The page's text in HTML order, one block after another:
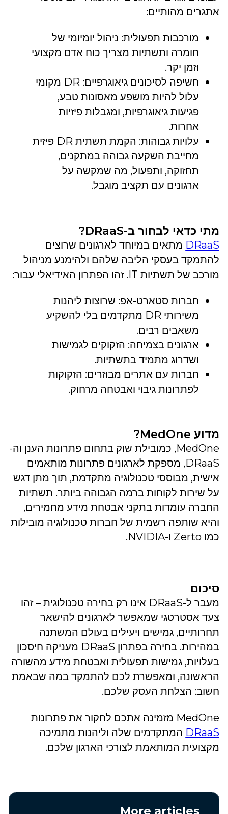
אתגרים מהותיים:
מורכבות תפעולית: ניהול יומיומי של
חומרה ותשתיות מצריך כוח אדם מקצועי
וזמן יקר.
חשיפה לסיכונים גיאוגרפיים: DR מקומי
עלול להיות מושפע מאסונות טבע,
פגיעות גיאוגרפיות, ומגבלות פיזיות
אחרות.
עלויות גבוהות: הקמת תשתית DR פיזית
מחייבת השקעה גבוהה במתקנים,
תחזוקה, ותפעול, מה שמקשה על
ארגונים עם תקציב מוגבל.
מתי כדאי לבחור ב-DRaaS?
DRaaS מתאים במיוחד לארגונים שרוצים
להתמקד בעסקי הליבה שלהם ולהימנע מניהול
מורכב של תשתיות IT. זהו הפתרון האידיאלי עבור:
חברות סטארט-אפ: שרוצות ליהנות
משירותי DR מתקדמים בלי להשקיע
משאבים רבים.
ארגונים בצמיחה: הזקוקים לגמישות
ושדרוג מתמיד בתשתיות.
חברות עם אתרים מבוזרים: הזקוקות
לפתרונות גיבוי ואבטחה מרחוק.
מדוע MedOne?
MedOne, כמובילת שוק בתחום פתרונות הענן וה-
DRaaS, מספקת לארגונים פתרונות מותאמים
אישית, מבוססי טכנולוגיה מתקדמת, תוך מתן דגש
על שירות לקוחות ברמה הגבוהה ביותר. תשתיות
החברה עומדות בתקני אבטחת מידע מחמירים,
והיא שותפה רשמית של חברות טכנולוגיה מובילות
כמו Zerto ו-NVIDIA.
סיכום
מעבר ל-DRaaS אינו רק בחירה טכנולוגית – זהו
צעד אסטרטגי שמאפשר לארגונים להישאר
תחרותיים, גמישים ויעילים בעולם המשתנה
במהירות. בחירה בפתרון DRaaS מעניקה חיסכון
בעלויות, גמישות תפעולית ואבטחת מידע מהשורה
הראשונה, ומאפשרת לכם להתמקד במה שבאמת
חשוב: הצלחת העסק שלכם.
MedOne מזמינה אתכם לחקור את פתרונות
DRaaS המתקדמים שלה וליהנות מתמיכה
מקצועית המותאמת לצורכי הארגון שלכם.
More articles